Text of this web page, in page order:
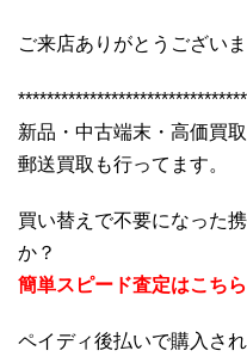
ご来店ありがとうござい
新品・中古端末・高価買
郵送買取も行ってます。
買い替えで不要になった
か？
簡単スピード査定はこち
ペイディ後払いで購入さ